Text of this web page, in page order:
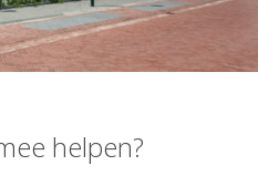
helpen?